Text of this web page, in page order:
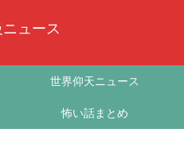
ュース
世界仰天ニュース
怖い話まとめ